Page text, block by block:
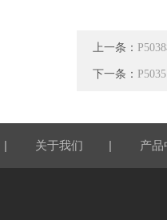
上一条：
下一条：
| 关于我们 | 产品